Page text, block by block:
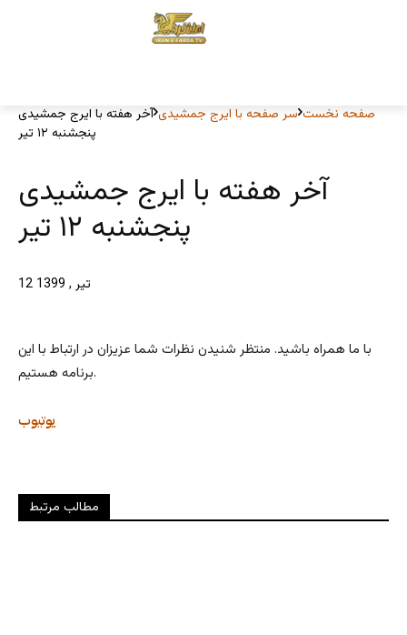
صفحه نخست سر صفحه با ایرج جمشیدی آخر هفته با ایرج جمشیدی
پنجشنبه ۱۲ تیر
آخر هفته با ایرج جمشیدی
پنجشنبه ۱۲ تیر
12 تیر , 1399
با ما همراه باشید. منتظر شنیدن نظرات شما عزیزان در ارتباط با این
برنامه هستیم.
یوتیوب
مطالب مرتبط